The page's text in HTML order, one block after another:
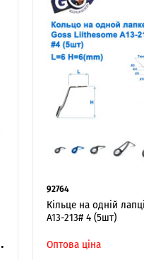
92764
Кільце на одній
A13-213# 4 (5шт)
Оптова ціна
ПОКУПЕЦЬ